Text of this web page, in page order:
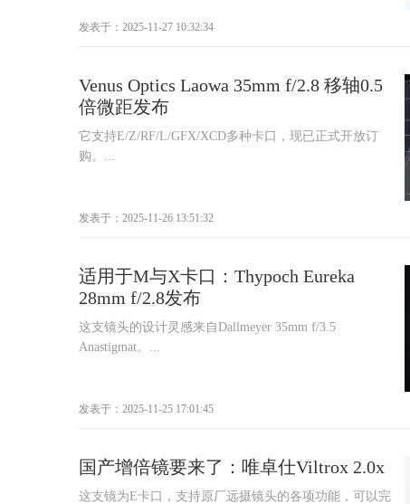
发表于：2025-11-27 10:32:34
Venus Optics Laowa 35mm f/2.8 移轴0.5
倍微距发布
它支持E/Z/RF/L/GFX/XCD多种卡口，现已正式开放订
购。...
发表于：2025-11-26 13:51:32
适用于M与X卡口：Thypoch Eureka
28mm f/2.8发布
这支镜头的设计灵感来自Dallmeyer 35mm f/3.5
Anastigmat。...
发表于：2025-11-25 17:01:45
国产增倍镜要来了：唯卓仕Viltrox 2.0x
这支镜为E卡口，支持原厂远摄镜头的各项功能，可以完